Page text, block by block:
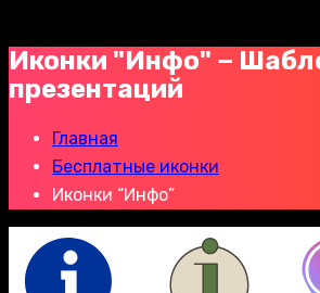
Иконки "Инфо" −
презентаций
Главная
Бесплатные иконки
Иконки “Инфо”